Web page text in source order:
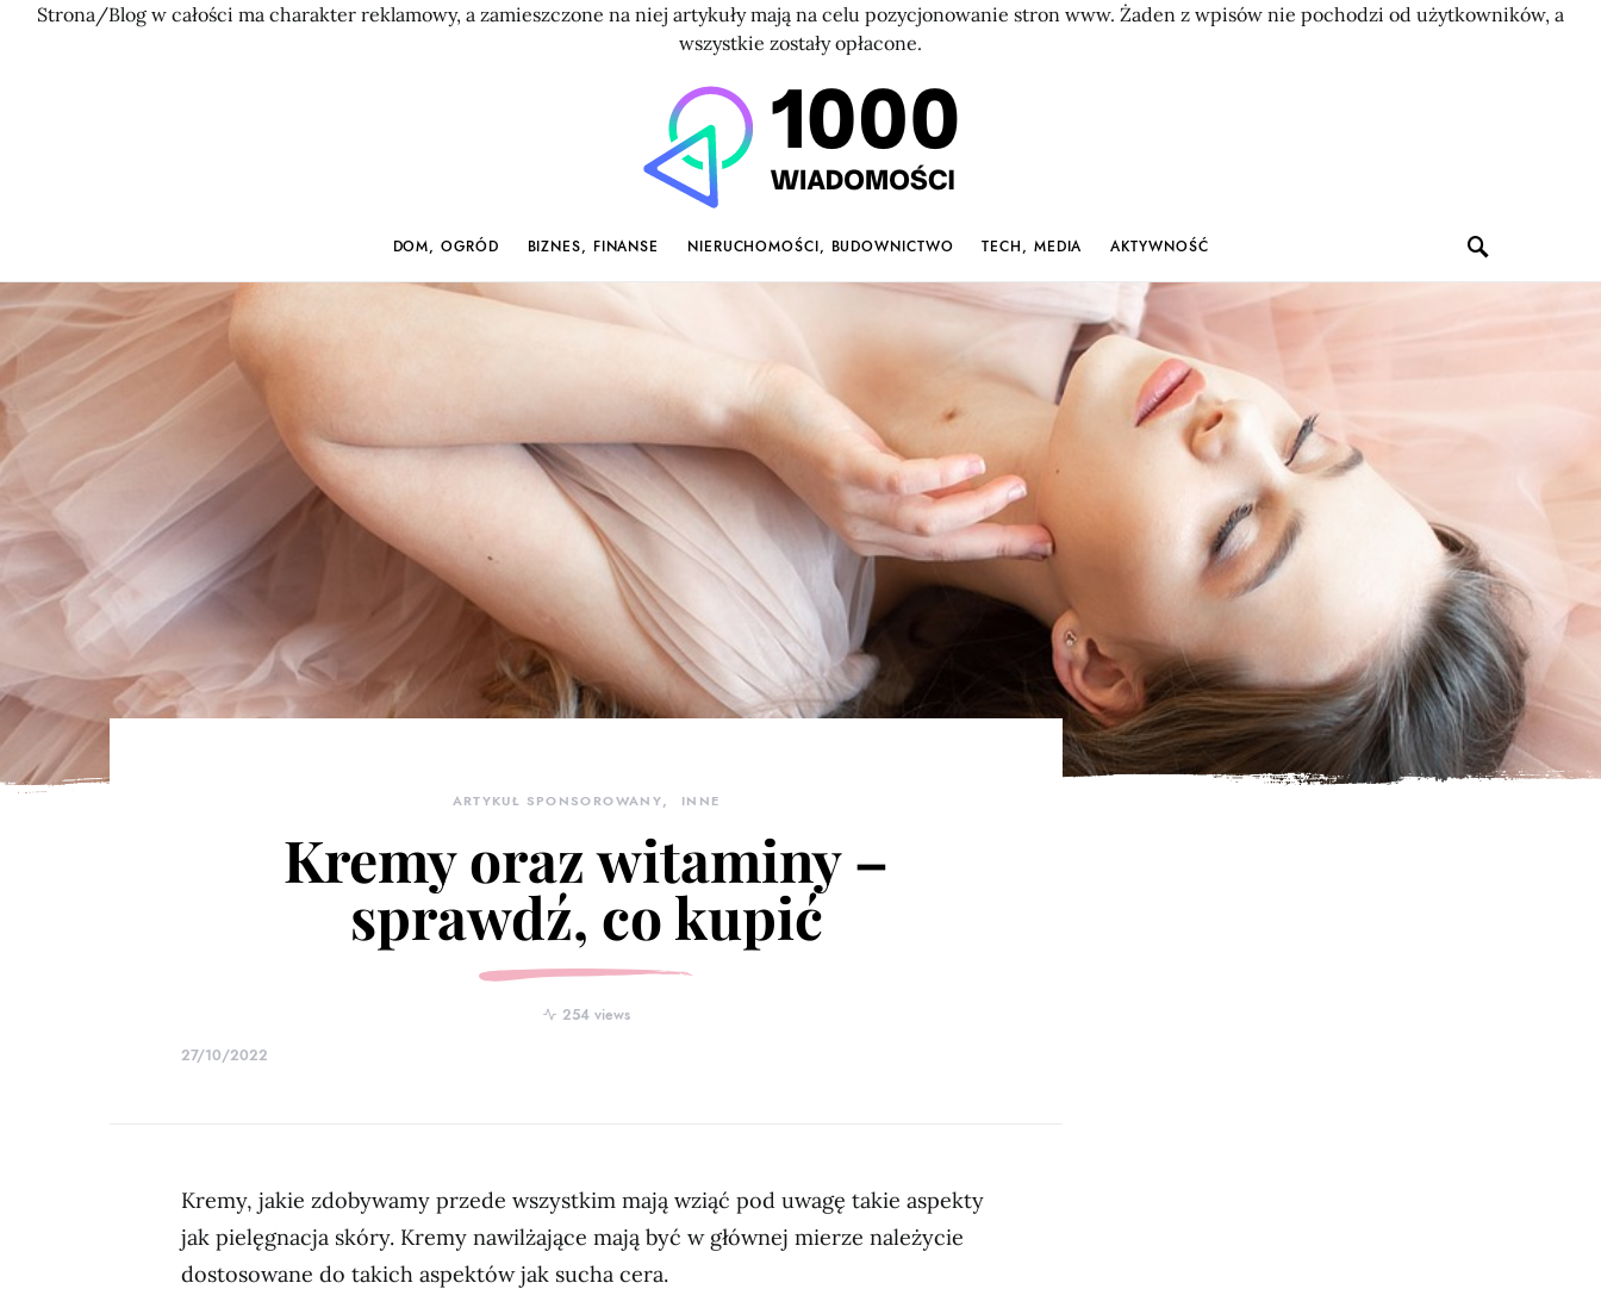
Strona/Blog w całości ma charakter reklamowy, a zamieszczone na niej artykuły mają na celu pozycjonowanie stron www. Żaden z wpisów nie pochodzi od użytkowników, a
wszystkie zostały opłacone.
DOM, OGRÓD BIZNES, FINANSE NIERUCHOMOŚCI, BUDOWNICTWO TECH, MEDIA AKTYWNOŚĆ
ARTYKUŁ SPONSOROWANY INNE
Kremy oraz witaminy –
sprawdź, co kupić
254 views
27/10/2022
Kremy, jakie zdobywamy przede wszystkim mają wziąć pod uwagę takie aspekty
jak pielęgnacja skóry. Kremy nawilżające mają być w głównej mierze należycie
dostosowane do takich aspektów jak sucha cera.